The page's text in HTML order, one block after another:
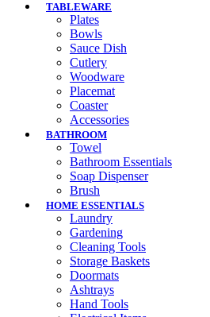
TABLEWARE
Plates
Bowls
Sauce Dish
Cutlery
Woodware
Placemat
Coaster
Accessories
BATHROOM
Towel
Bathroom Essentials
Soap Dispenser
Brush
HOME ESSENTIALS
Laundry
Gardening
Cleaning Tools
Storage Baskets
Doormats
Ashtrays
Hand Tools